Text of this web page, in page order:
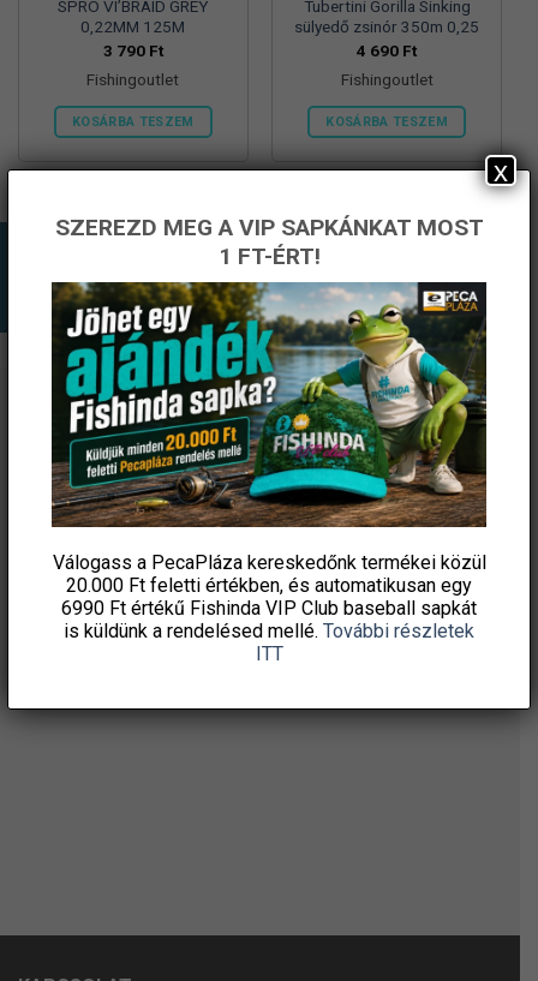
SPRO VI’BRAID GREY
0,22MM 125M
3 790 Ft
Fishingoutlet
KOSÁRBA TESZEM
Tubertini Gorilla Sinking
sülyedő zsinór 350m 0,25
4 690 Ft
Fishingoutlet
KOSÁRBA TESZEM
ÉRTESÜLJ ELSŐKÉNT! IRATKOZZ FEL A
HÍRLEVELÜNKRE!
SZEREZD MEG A VIP SAPKÁNKAT MOST
1 FT-ÉRT!
Válogass a PecaPláza kereskedőnk termékei közül
20.000 Ft feletti értékben, és automatikusan egy
6990 Ft értékű Fishinda VIP Club baseball sapkát
is küldünk a rendelésed mellé. További részletek
ITT
x